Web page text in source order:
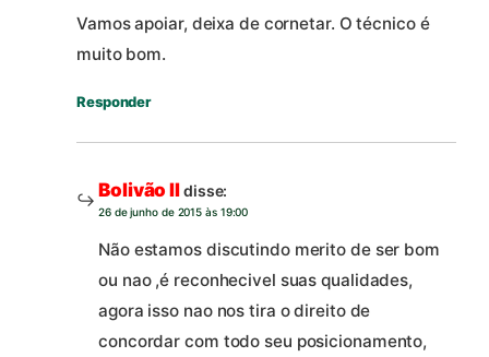
Vamos apoiar, deixa de cornetar. O técnico é
muito bom.
Responder
Bolivão IIdisse:
26 de junho de 2015 às 19:00
Não estamos discutindo merito de ser bom
ou nao ,é reconhecivel suas qualidades,
agora isso nao nos tira o direito de
concordar com todo seu posicionamento,